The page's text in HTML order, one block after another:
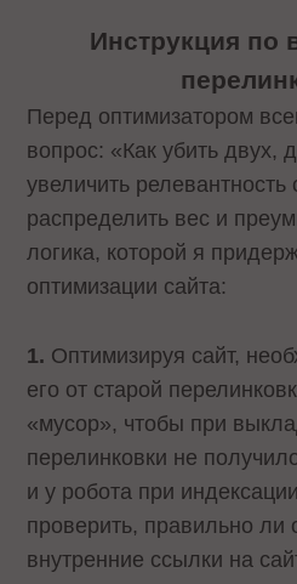
Инструкция по
Перед оптимизатором
вопрос: «Как убить двух,
увеличить
распределить вес и
логика, которой я
оптимизации сайта:
1. Оптимизируя сайт,
его от старой
«мусор», чтобы при
перелинковки не
и у робота при
проверить, правильно
внутренние ссылки на